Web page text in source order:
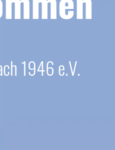
1946 e.V.